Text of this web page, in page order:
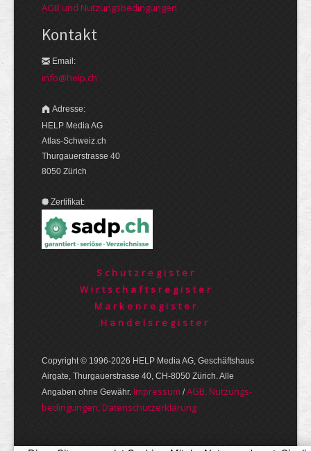
AGB und Nutzungsbedingungen
Kontakt
Email:
info@help.ch
Adresse:
HELP Media AG
Atlas-Schweiz.ch
Thurgauerstrasse 40
8050 Zürich
Zertifikat:
Schutzregister
Wirtschaftsregister
Markenregister
Handelsregister
Copyright © 1996-2026 HELP Media AG, Geschäftshaus
Airgate, Thurgauer­strasse 40, CH-8050 Zürich. Alle
Angaben ohne Gewähr. Im­pres­sum /AGB, Nut­zungs­
bedin­gungen, Daten­schutz­er­klärung